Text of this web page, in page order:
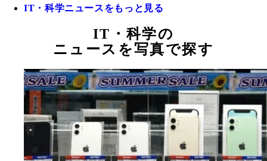
IT・科学ニュースをもっと見る
IT・科学の
ニュースを写真で探す